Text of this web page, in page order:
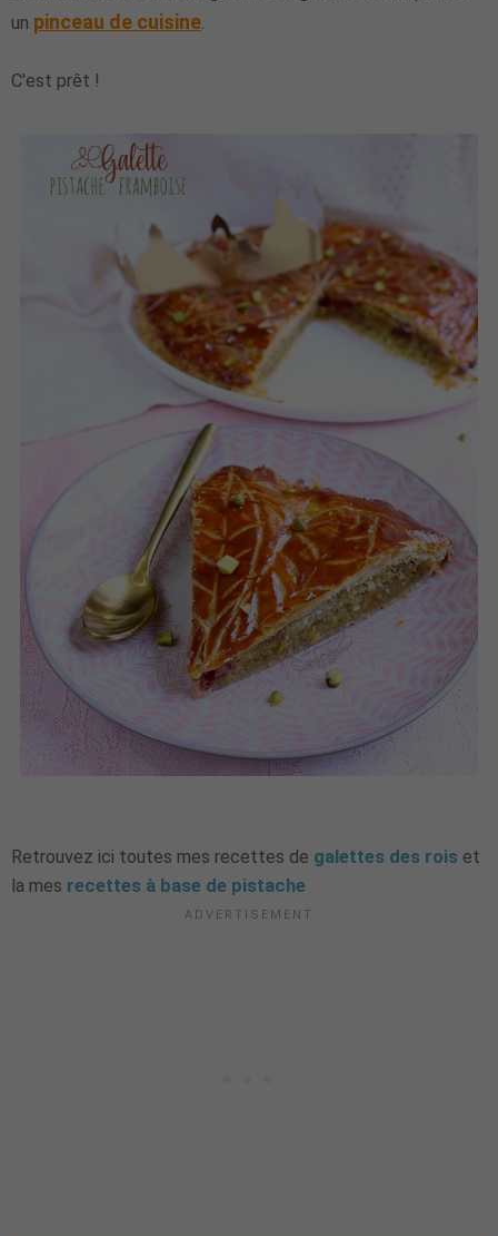
un pinceau de cuisine.
C'est prêt !
Retrouvez ici toutes mes recettes de galettes des rois et
la mes recettes à base de pistache